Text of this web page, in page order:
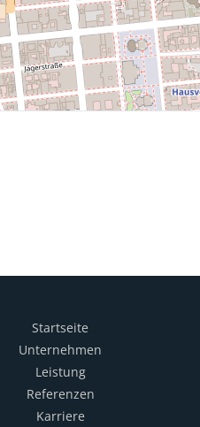
Startseite
Unternehmen
Leistung
Referenzen
Karriere